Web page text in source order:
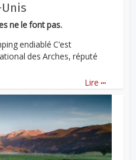
ne le font pas.
endiablé C’est
des Arches, réputé
Lire ...